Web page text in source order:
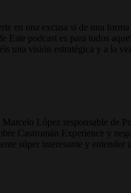
en una excusa si de una
podcast es para todos
una visión estratégica y a la
López responsable de
Castromán Experience y
súper interesante y